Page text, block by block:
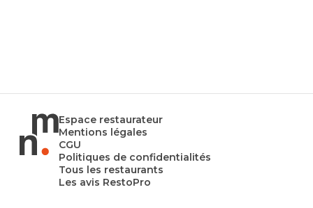
Espace restaurateur
Mentions légales
CGU
Politiques de confidentialités
Tous les restaurants
Les avis RestoPro